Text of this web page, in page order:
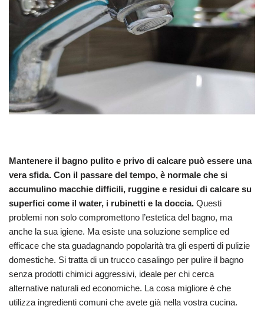
Mantenere il bagno pulito e privo di calcare può essere una
vera sfida. Con il passare del tempo, è normale che si
accumulino macchie difficili, ruggine e residui di calcare su
superfici come il water, i rubinetti e la doccia. Questi
problemi non solo compromettono l’estetica del bagno, ma
anche la sua igiene. Ma esiste una soluzione semplice ed
efficace che sta guadagnando popolarità tra gli esperti di pulizie
domestiche. Si tratta di un trucco casalingo per pulire il bagno
senza prodotti chimici aggressivi, ideale per chi cerca
alternative naturali ed economiche. La cosa migliore è che
utilizza ingredienti comuni che avete già nella vostra cucina.